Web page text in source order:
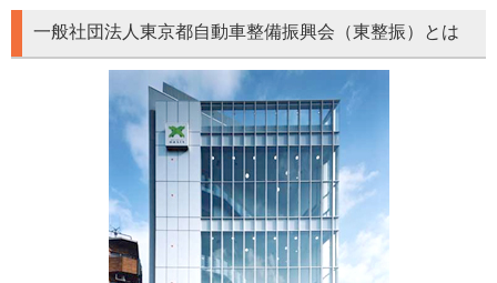
一般社団法人東京都自動車整備振興会（東整振）とは